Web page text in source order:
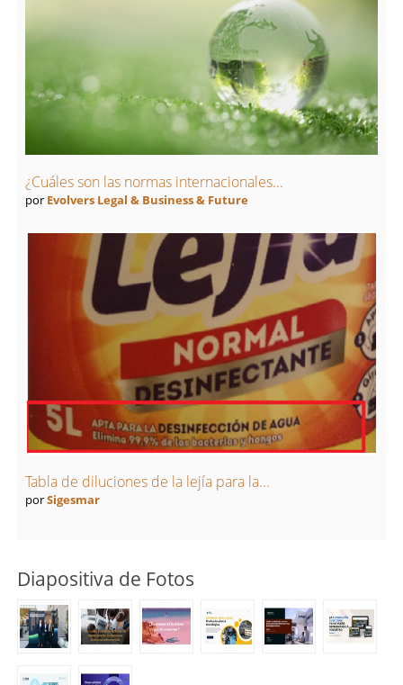
¿Cuáles son las normas internacionales...
por Evolvers Legal & Business & Future
Tabla de diluciones de la lejía para la...
porSigesmar
Diapositiva de Fotos